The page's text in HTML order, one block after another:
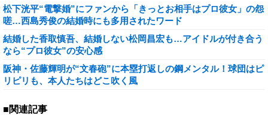
松下洸平“電撃婚”にファンから「きっとお相手はプロ彼女」の怨
嗟…西島秀俊の結婚時にも多用されたワード
結婚した香取慎吾、結婚しない松岡昌宏も…アイドルが付き合う
なら“プロ彼女”の安心感
阪神・佐藤輝明が“文春砲”に本塁打返しの鋼メンタル！球団はピ
リピリも、本人たちはどこ吹く風
■関連記事